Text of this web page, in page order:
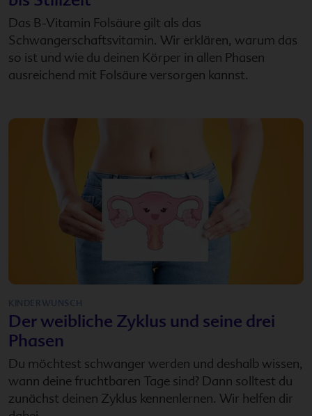
Das B-Vitamin Folsäure gilt als das
Schwangerschaftsvitamin. Wir erklären, warum das
so ist und wie du deinen Körper in allen Phasen
ausreichend mit Folsäure versorgen kannst.
KINDERWUNSCH
Der weibliche Zyklus und seine drei
Phasen
Du möchtest schwanger werden und deshalb wissen,
wann deine fruchtbaren Tage sind? Dann solltest du
zunächst deinen Zyklus kennenlernen. Wir helfen dir